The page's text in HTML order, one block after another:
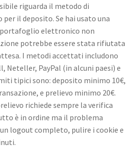
riguarda il metodo di
il deposito. Se hai usato una
elettronico non
potrebbe essere stata rifiutata
I metodi accettati includono
Neteller, PayPal (in alcuni paesi) e
tipici sono: deposito minimo 10€,
e prelievo minimo 20€.
richiede sempre la verifica
è in ordine ma il problema
logout completo, pulire i cookie e